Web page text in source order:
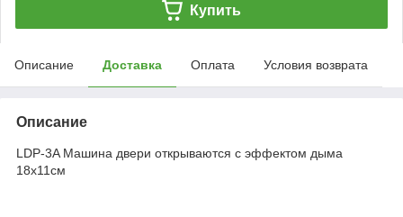
Купить
Описание Доставка Оплата Условия возврата
Описание
LDP-3A Машина двери открываются с эффектом дыма
18х11см